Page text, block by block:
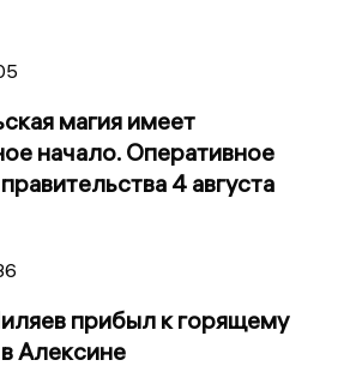
магия имеет
начало. Оперативное
4 августа
прибыл к горящему
Алексине